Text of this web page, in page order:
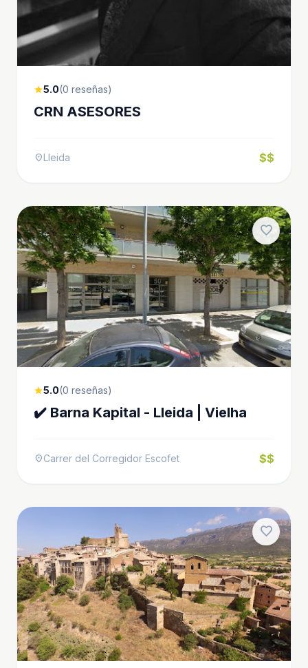
star5.0(0 reseñas)
CRN ASESORES
location_onLleida $$
favorite
star5.0(0 reseñas)
✔️ Barna Kapital - Lleida | Vielha
location_onCarrer del Corregidor Escofet $$
favorite